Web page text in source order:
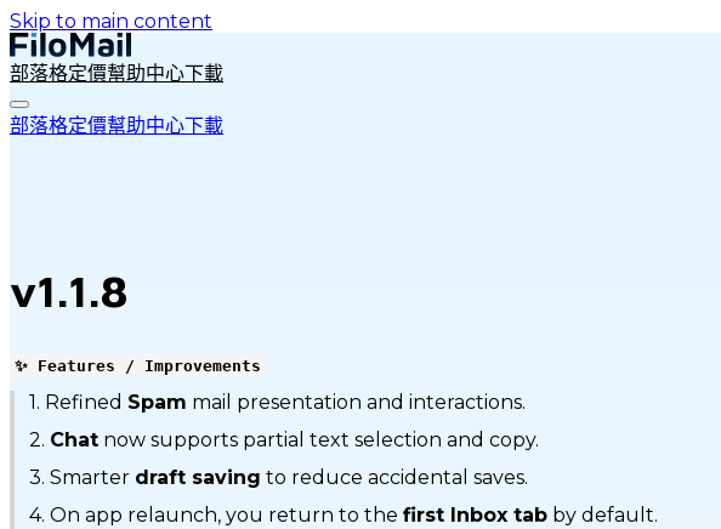
Skip to main content
部落格定價幫助中心下載
部落格定價幫助中心下載
v1.1.8
✨ Features / Improvements
1. Refined Spam mail presentation and interactions.
2. Chat now supports partial text selection and copy.
3. Smarter draft saving to reduce accidental saves.
4. On app relaunch, you return to the first Inbox tab by default.